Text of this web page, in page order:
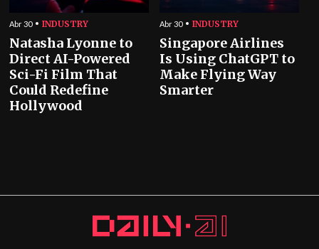
Abr 30 INDUSTRY
Natasha Lyonne to
Direct AI-Powered
Sci-Fi Film That
Could Redefine
Hollywood
Abr 30 INDUSTRY
Singapore Airlines
Is Using ChatGPT to
Make Flying Way
Smarter